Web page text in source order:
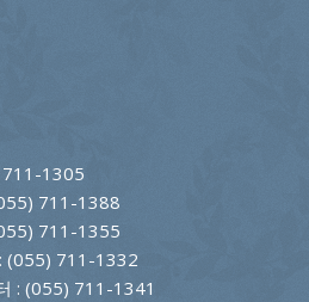
1305
711-1388
711-1355
: (055) 711-1332
: (055) 711-1341